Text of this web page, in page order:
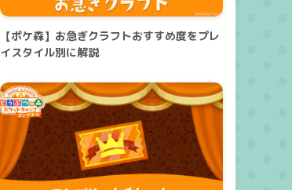
【ポケ森】お急ぎクラフトおすすめ度をプレ
イスタイル別に解説